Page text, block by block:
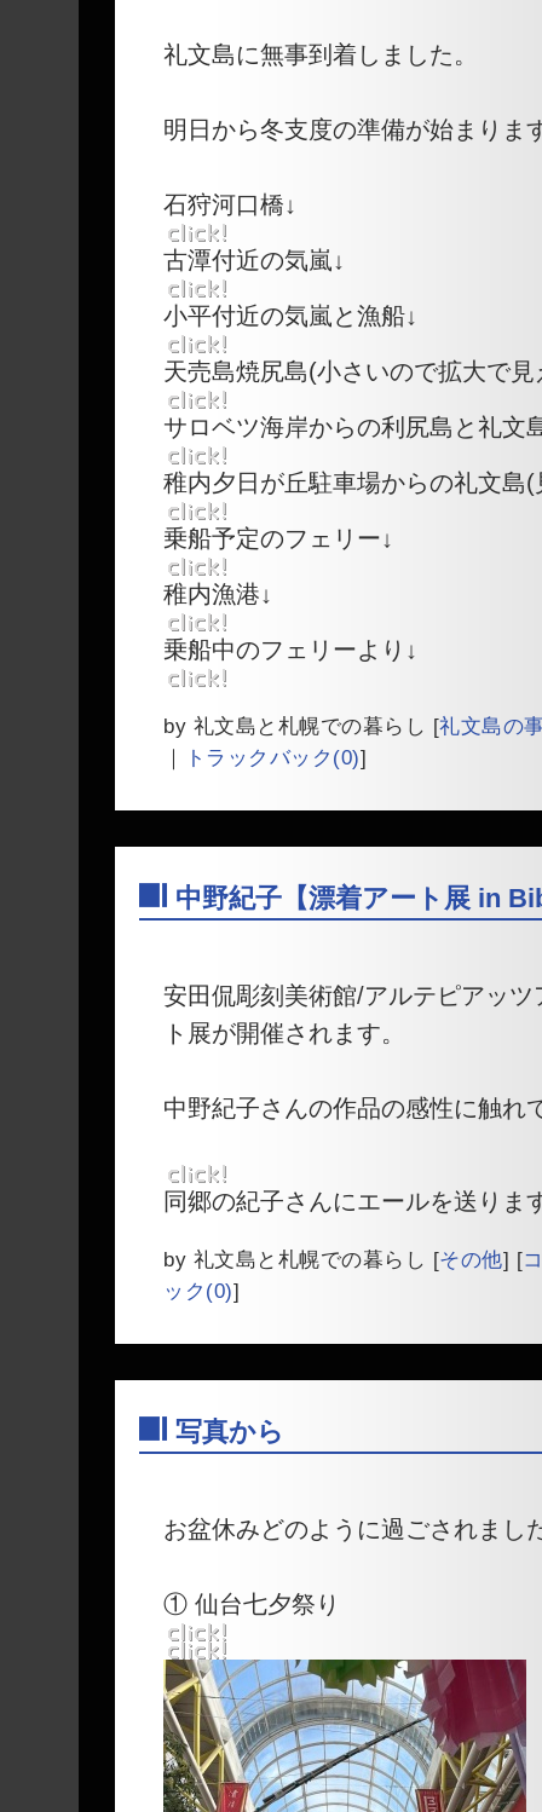
礼文島に無事到着しました。
明日から冬支度の準備が始まりま
石狩河口橋↓
古潭付近の気嵐↓
小平付近の気嵐と漁船↓
天売島焼尻島(小さいので拡大で見
サロベツ海岸からの利尻島と礼文
稚内夕日が丘駐車場からの礼文島
乗船予定のフェリー↓
稚内漁港↓
乗船中のフェリーより↓
by 礼文島と札幌での暮らし [礼文島の
｜
トラックバック(0)]
中野紀子【漂着アート展 in
安田侃彫刻美術館/アルテピアッ
ト展が開催されます。
中野紀子さんの作品の感性に触れ
同郷の紀子さんにエールを送りま
by 礼文島と札幌での暮らし [その他] [
ック(0)]
写真から
お盆休みどのように過ごされまし
① 仙台七夕祭り